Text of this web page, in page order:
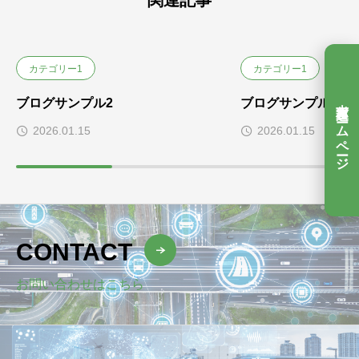
吉村運送ホームページ
カテゴリー1
ブログサンプル2
2026.01.15
カテゴリー1
ブログサンプル5
2026.01.15
CONTACT
お問い合わせはこちら